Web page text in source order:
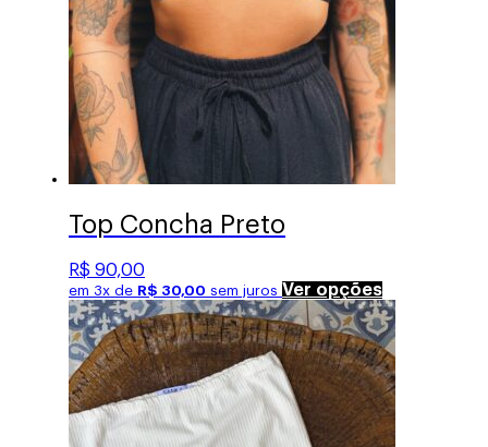
Top Concha Preto
R$ 90,00
em 3x de R$ 30,00 sem juros Ver opçõesEste
produto
tem
várias
variantes.
As
opções
podem